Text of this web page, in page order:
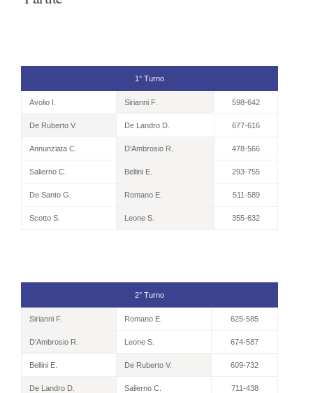
1° Turno
Avolio I. Sirianni F. 598-642
De Ruberto V. De Landro D. 677-616
Annunziata C. D'Ambrosio R. 478-566
Salierno C. Bellini E. 293-755
De Santo G. Romano E. 511-589
Scotto S. Leone S. 355-632
2° Turno
Sirianni F. Romano E. 625-585
D'Ambrosio R. Leone S. 674-587
Bellini E. De Ruberto V. 609-732
De Landro D. Salierno C. 711-438